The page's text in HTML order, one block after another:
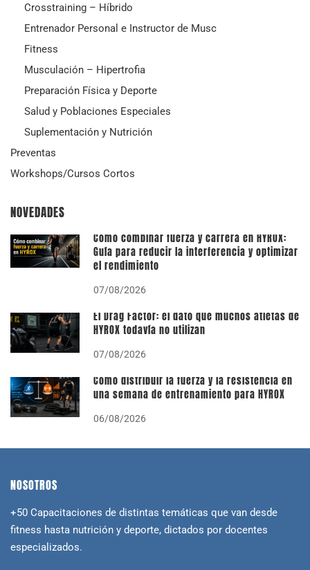
Crosstraining – Híbrido
Entrenador Personal e Instructor de Musc
Fitness
Musculación – Hipertrofia
Preparación Física y Deporte
Salud y Poblaciones Especiales
Suplementación y Nutrición
Preventas
Workshops/Cursos Cortos
NOVEDADES
Cómo combinar fuerza y carrera en HYROX:
Guía para reducir la interferencia y optimizar
el rendimiento
07/08/2026
El Drag Factor: el dato que muchos atletas de
HYROX todavía no utilizan
07/08/2026
Cómo distribuir la fuerza y la resistencia en
una semana de entrenamiento para HYROX
06/08/2026
NOSOTROS
+50 Capacitaciones de distintas temáticas que van desde
fitness hasta nutrición y deporte, dictados por docentes
especializados.